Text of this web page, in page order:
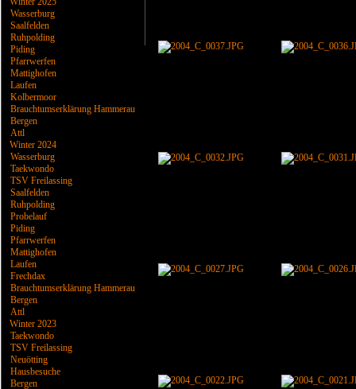
Wasserburg
Saalfelden
Ruhpolding
Piding
Pfarrwerfen
Mattighofen
Laufen
Kolbermoor
Brauchtumserklärung Hammerau
Bergen
Attl
Winter 2024
Wasserburg
Taekwondo
TSV Freilassing
Saalfelden
Ruhpolding
Probelauf
Piding
Pfarrwerfen
Mattighofen
Laufen
Frechdax
Brauchtumserklärung Hammerau
Bergen
Attl
Winter 2023
Taekwondo
TSV Freilassing
Neuötting
Hausbesuche
Bergen